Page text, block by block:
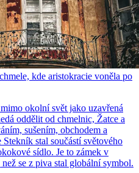
kde aristokracie voněla po
okolní svět jako uzavřená
oddělit od chmelnic, Žatce a
sušením, obchodem a
stal součástí světového
sídlo. Je to zámek v
se z piva stal globální symbol.